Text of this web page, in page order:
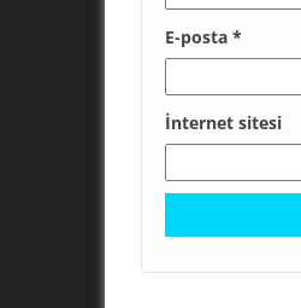
E-posta *
İnternet sitesi